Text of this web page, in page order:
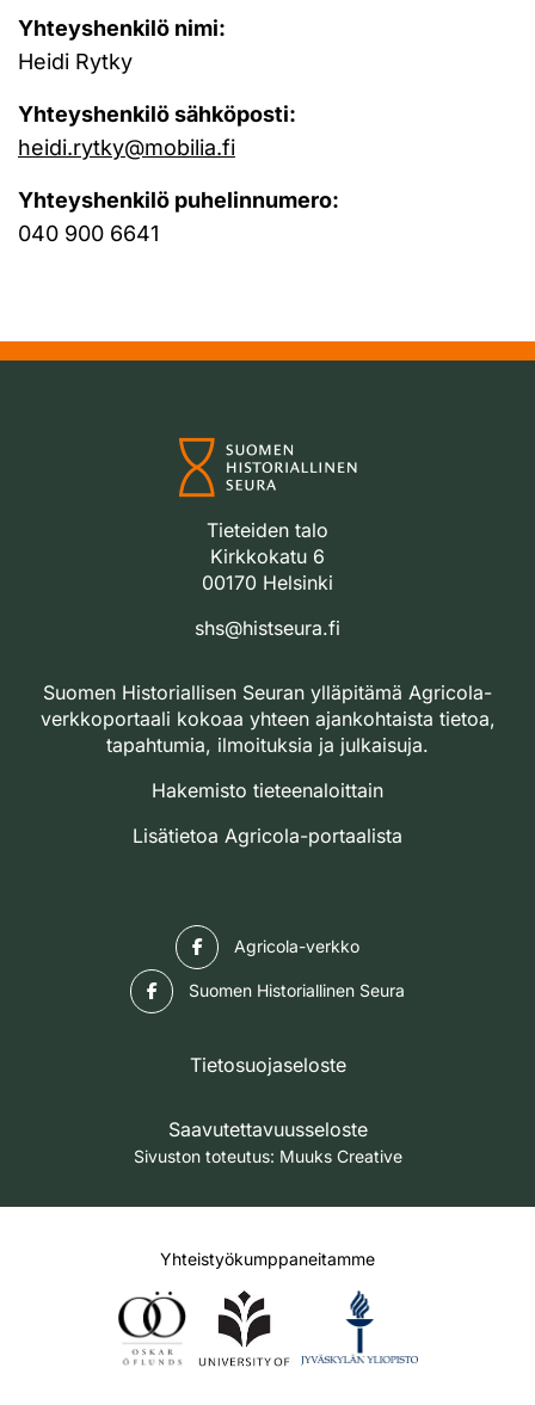
Yhteyshenkilö nimi:
Heidi Rytky
Yhteyshenkilö sähköposti:
heidi.rytky@mobilia.fi
Yhteyshenkilö puhelinnumero:
040 900 6641
Tieteiden talo
Kirkkokatu 6
00170 Helsinki
shs@histseura.fi
Suomen Historiallisen Seuran ylläpitämä Agricola-
verkkoportaali kokoaa yhteen ajankohtaista tietoa,
tapahtumia, ilmoituksia ja julkaisuja.
Hakemisto tieteenaloittain
Lisätietoa Agricola-portaalista
Agricola-verkko
Suomen Historiallinen Seura
Tietosuojaseloste
Saavutettavuusseloste
Sivuston toteutus: Muuks Creative
Yhteistyökumppaneitamme